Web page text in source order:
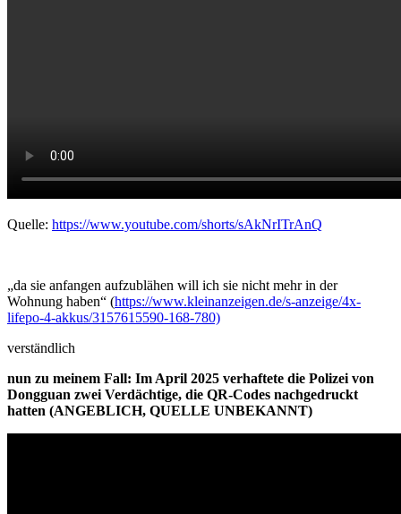
Quelle: https://www.youtube.com/shorts/sAkNrITrAnQ
„da sie anfangen aufzublähen will ich sie nicht mehr in der
Wohnung haben“ (https://www.kleinanzeigen.de/s-anzeige/4x-
lifepo-4-akkus/3157615590-168-780)
verständlich
nun zu meinem Fall: Im April 2025 verhaftete die Polizei von
Dongguan zwei Verdächtige, die QR-Codes nachgedruckt
hatten (ANGEBLICH, QUELLE UNBEKANNT)